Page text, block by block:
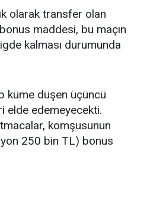
olarak transfer olan
maddesi, bu maçın
kalması durumunda
küme düşen üçüncü
elde edemeyecekti.
komşusunun
250 bin TL) bonus